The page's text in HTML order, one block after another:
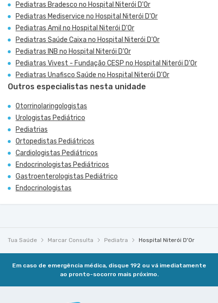
Pediatras Bradesco no Hospital Niterói D'Or
Pediatras Mediservice no Hospital Niterói D'Or
Pediatras Amil no Hospital Niterói D'Or
Pediatras Saúde Caixa no Hospital Niterói D'Or
Pediatras INB no Hospital Niterói D'Or
Pediatras Vivest - Fundação CESP no Hospital Niterói D'Or
Pediatras Unafisco Saúde no Hospital Niterói D'Or
Outros especialistas nesta unidade
Otorrinolaringologistas
Urologistas Pediátrico
Pediatrias
Ortopedistas Pediátricos
Cardiologistas Pediátricos
Endocrinologistas Pediátricos
Gastroenterologistas Pediátrico
Endocrinologistas
Tua Saúde Marcar Consulta Pediatra Hospital Niterói D'Or
Em caso de emergência médica, disque 192 ou vá imediatamente
ao pronto-socorro mais próximo.